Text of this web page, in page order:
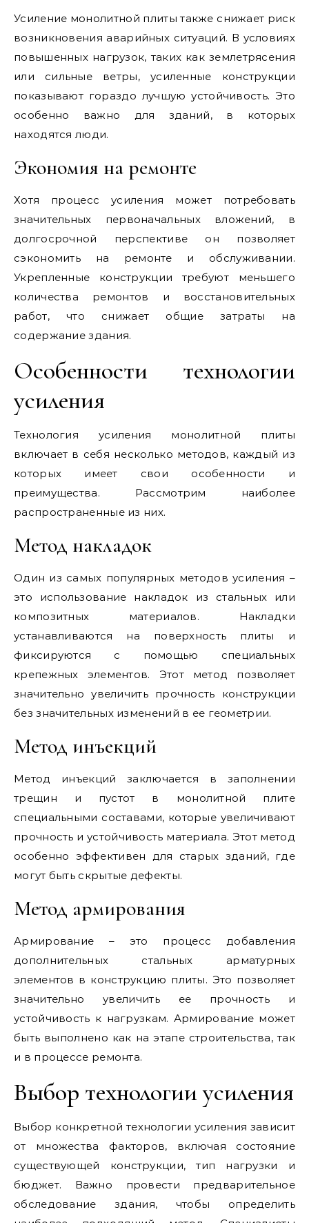
Усиление монолитной плиты также снижает риск
возникновения аварийных ситуаций. В условиях
повышенных нагрузок, таких как землетрясения
или сильные ветры, усиленные конструкции
показывают гораздо лучшую устойчивость. Это
особенно важно для зданий, в которых
находятся люди.
Экономия на ремонте
Хотя процесс усиления может потребовать
значительных первоначальных вложений, в
долгосрочной перспективе он позволяет
сэкономить на ремонте и обслуживании.
Укрепленные конструкции требуют меньшего
количества ремонтов и восстановительных
работ, что снижает общие затраты на
содержание здания.
Особенности технологии
усиления
Технология усиления монолитной плиты
включает в себя несколько методов, каждый из
которых имеет свои особенности и
преимущества. Рассмотрим наиболее
распространенные из них.
Метод накладок
Один из самых популярных методов усиления –
это использование накладок из стальных или
композитных материалов. Накладки
устанавливаются на поверхность плиты и
фиксируются с помощью специальных
крепежных элементов. Этот метод позволяет
значительно увеличить прочность конструкции
без значительных изменений в ее геометрии.
Метод инъекций
Метод инъекций заключается в заполнении
трещин и пустот в монолитной плите
специальными составами, которые увеличивают
прочность и устойчивость материала. Этот метод
особенно эффективен для старых зданий, где
могут быть скрытые дефекты.
Метод армирования
Армирование – это процесс добавления
дополнительных стальных арматурных
элементов в конструкцию плиты. Это позволяет
значительно увеличить ее прочность и
устойчивость к нагрузкам. Армирование может
быть выполнено как на этапе строительства, так
и в процессе ремонта.
Выбор технологии усиления
Выбор конкретной технологии усиления зависит
от множества факторов, включая состояние
существующей конструкции, тип нагрузки и
бюджет. Важно провести предварительное
обследование здания, чтобы определить